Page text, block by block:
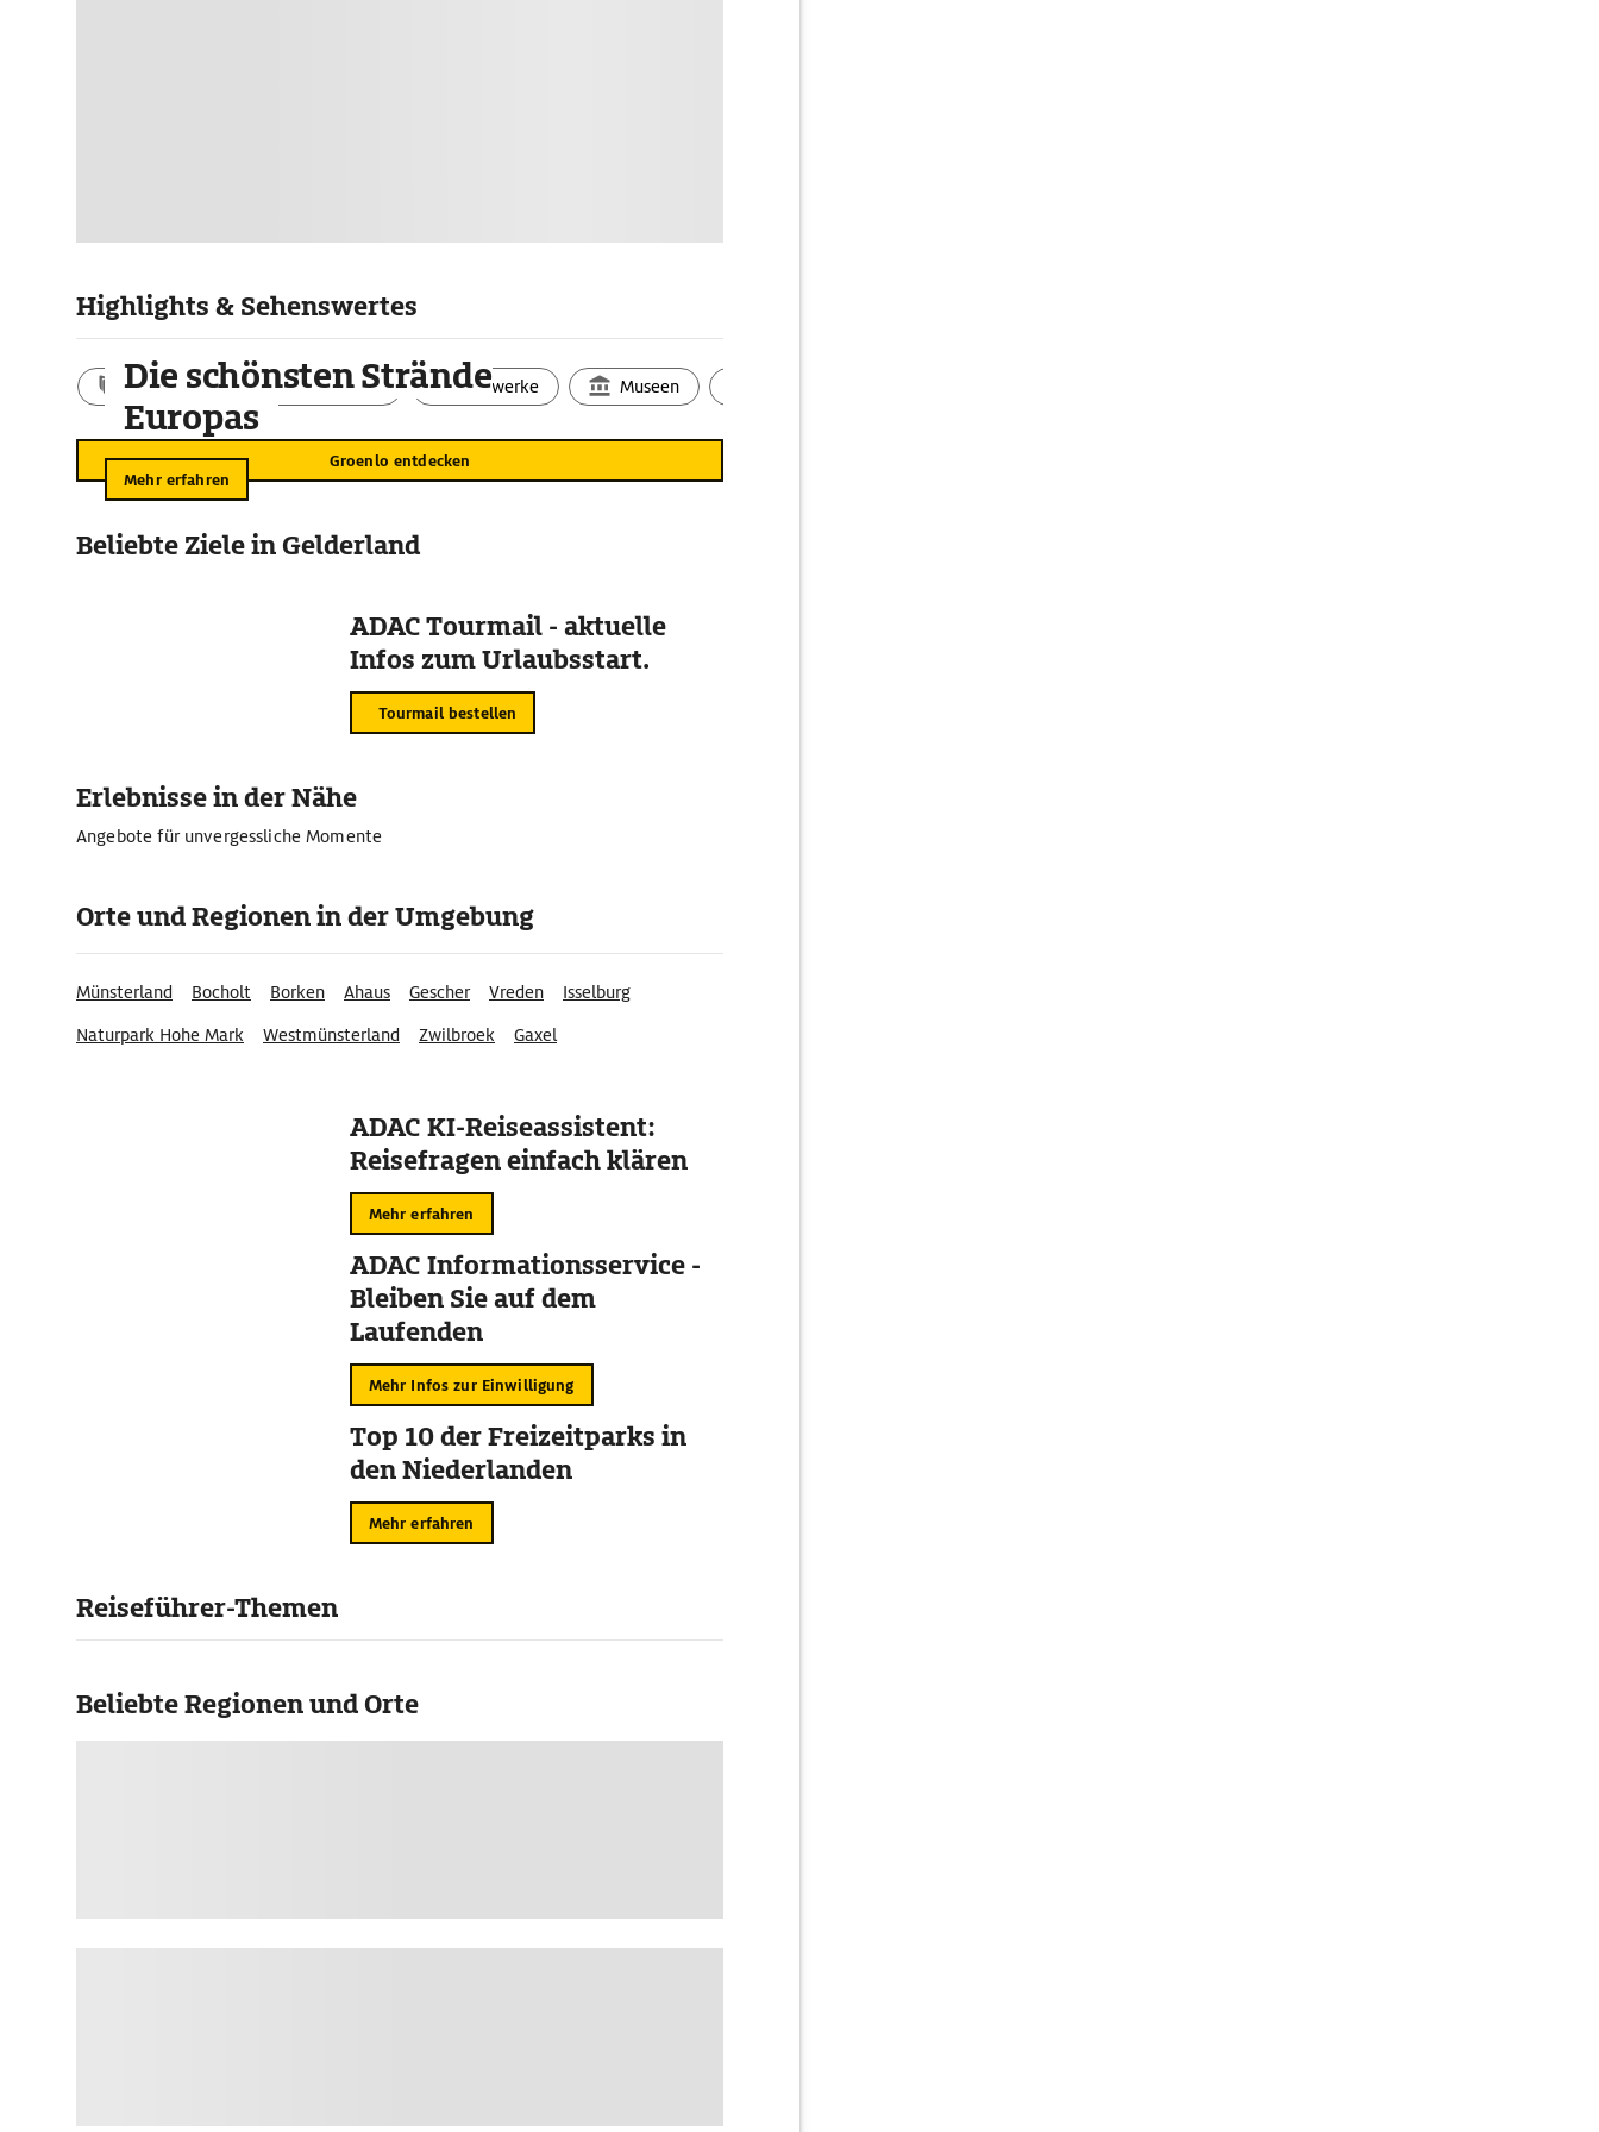
Highlights & Sehenswertes
Aktivitäten Landschaft Bauwerke Museen
Groenlo entdecken
Die schönsten Strände
Europas
Mehr erfahren
Beliebte Ziele in Gelderland
ADAC Tourmail - aktuelle
Infos zum Urlaubsstart.
Tourmail bestellen
Erlebnisse in der Nähe
Angebote für unvergessliche Momente
Orte und Regionen in der Umgebung
Münsterland Bocholt Borken Ahaus Gescher Vreden
Isselburg
Naturpark Hohe Mark
Westmünsterland Zwilbroek Gaxel
ADAC KI-Reiseassistent:
Reisefragen einfach klären
Mehr erfahren
ADAC Informationsservice -
Bleiben Sie auf dem
Laufenden
Mehr Infos zur Einwilligung
Top 10 der Freizeitparks in
den Niederlanden
Mehr erfahren
Reiseführer-Themen
Beliebte Regionen und Orte